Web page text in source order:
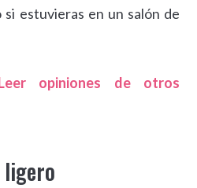
estuvieras en un salón de
opiniones de otros
ligero